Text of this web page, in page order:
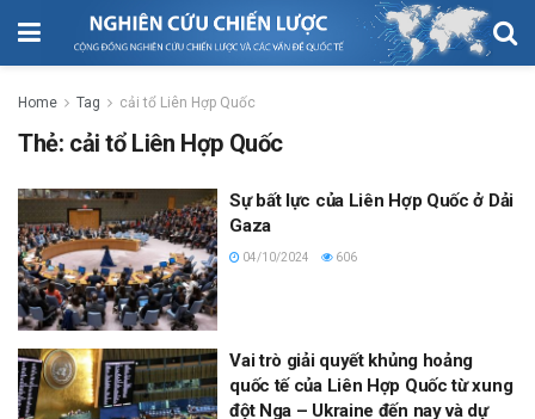
Home Tag cải tổ Liên Hợp Quốc
Thẻ: cải tổ Liên Hợp Quốc
Sự bất lực của Liên Hợp Quốc ở Dải
Gaza
04/10/2024 606
Vai trò giải quyết khủng hoảng
quốc tế của Liên Hợp Quốc từ xung
đột Nga – Ukraine đến nay và dự